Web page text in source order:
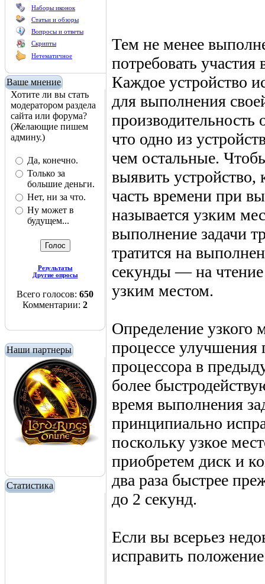
Наборы иконок
Статьи и обзоры
Вопросы и ответы
Скрипты
Нетематичное
Ваше мнение
Хотите ли вы стать
модератором раздела
сайта или форума?
(Желающие пишем
админу.)
Да, конечно.
Только за
большие деньги.
Нет, ни за что.
Ну может в
будущем...
Результаты
Другие опросы
Всего голосов: 650
Комментарии: 2
Наши партнеры
Статистика
Тем не менее
потребовать участия
Каждое устройство
для выполнения
производительность
что одно из
чем остальные.
выявить устройство,
часть времени при
называется узким
выполнение задачи
тратится на
секунды — на чтение
узким местом.
Определение узкого
процессе улучшения
процессора в
более
время выполнения
принципиально
поскольку узкое
приобретем диск и
два раза быстрее
до 2 секунд.
Если вы всерьез
исправить